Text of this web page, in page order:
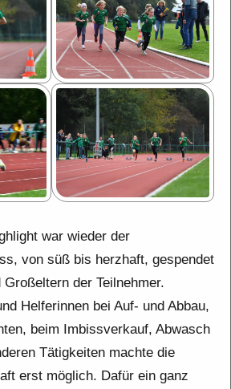
war wieder der
von süß bis herzhaft, gespendet
der Teilnehmer.
Helferinnen bei Auf- und Abbau,
beim Imbissverkauf, Abwasch
Tätigkeiten machte die
erst möglich. Dafür ein ganz